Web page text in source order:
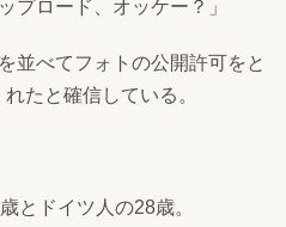
プロード、オッケー？」
並べてフォトの公開許可をと
たと確信している。
とドイツ人の28歳。